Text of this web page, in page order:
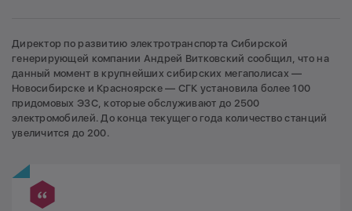
Директор по развитию электротранспорта Сибирской
генерирующей компании Андрей Витковский сообщил, что на
данный момент в крупнейших сибирских мегаполисах —
Новосибирске и Красноярске — СГК установила более 100
придомовых ЭЗС, которые обслуживают до 2500
электромобилей. До конца текущего года количество станций
увеличится до 200.